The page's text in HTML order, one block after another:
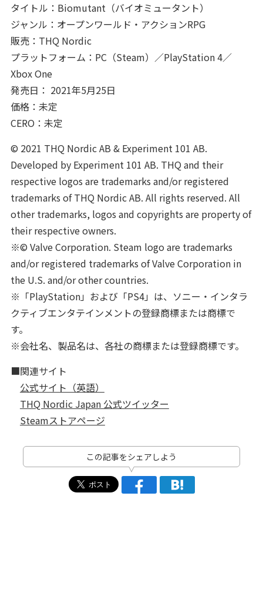
タイトル：Biomutant（バイオミュータント）
ジャンル：オープンワールド・アクションRPG
販売：THQ Nordic
プラットフォーム：PC（Steam）／PlayStation 4／
Xbox One
発売日： 2021年5月25日
価格：未定
CERO：未定
© 2021 THQ Nordic AB & Experiment 101 AB.
Developed by Experiment 101 AB. THQ and their
respective logos are trademarks and/or registered
trademarks of THQ Nordic AB. All rights reserved. All
other trademarks, logos and copyrights are property of
their respective owners.
※© Valve Corporation. Steam logo are trademarks
and/or registered trademarks of Valve Corporation in
the U.S. and/or other countries.
※「PlayStation」および「PS4」は、ソニー・インタラ
クティブエンタテインメントの登録商標または商標で
す。
※会社名、製品名は、各社の商標または登録商標です。
■関連サイト
公式サイト（英語）
THQ Nordic Japan 公式ツイッター
Steamストアページ
この記事をシェアしよう